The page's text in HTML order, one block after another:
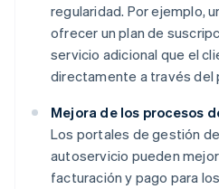
regularidad. Por ejemplo,
ofrecer un plan de
servicio adicional que el
directamente a través del
Mejora de los procesos
Los portales de gestión
autoservicio pueden
facturación y pago para